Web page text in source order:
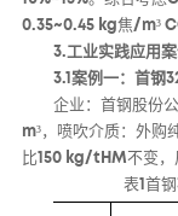
0.35~0.45 kg焦/m³
3.工业实践应用案
3.1案例一：首钢
企业：首钢股份
m³，喷吹介质：外购
比150 kg/tHM不变，
表1首